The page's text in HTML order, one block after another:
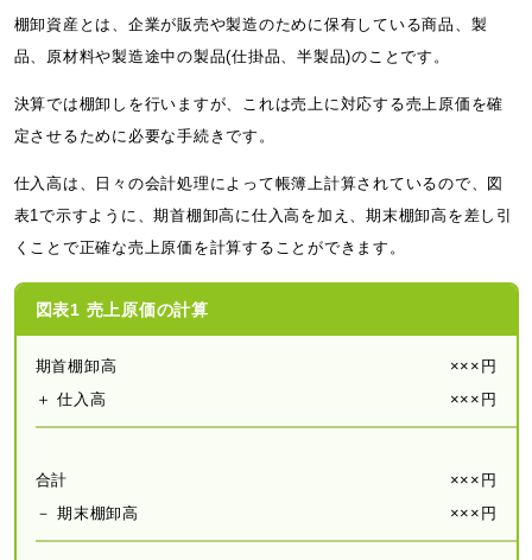
棚卸資産とは、企業が販売や製造のために保有している商品、製
品、原材料や製造途中の製品(仕掛品、半製品)のことです。
決算では棚卸しを行いますが、これは売上に対応する売上原価を確
定させるために必要な手続きです。
仕入高は、日々の会計処理によって帳簿上計算されているので、図
表1で示すように、期首棚卸高に仕入高を加え、期末棚卸高を差し引
くことで正確な売上原価を計算することができます。
図表1 売上原価の計算
期首棚卸高
×××円
＋ 仕入高
×××円
合計
×××円
－ 期末棚卸高
×××円